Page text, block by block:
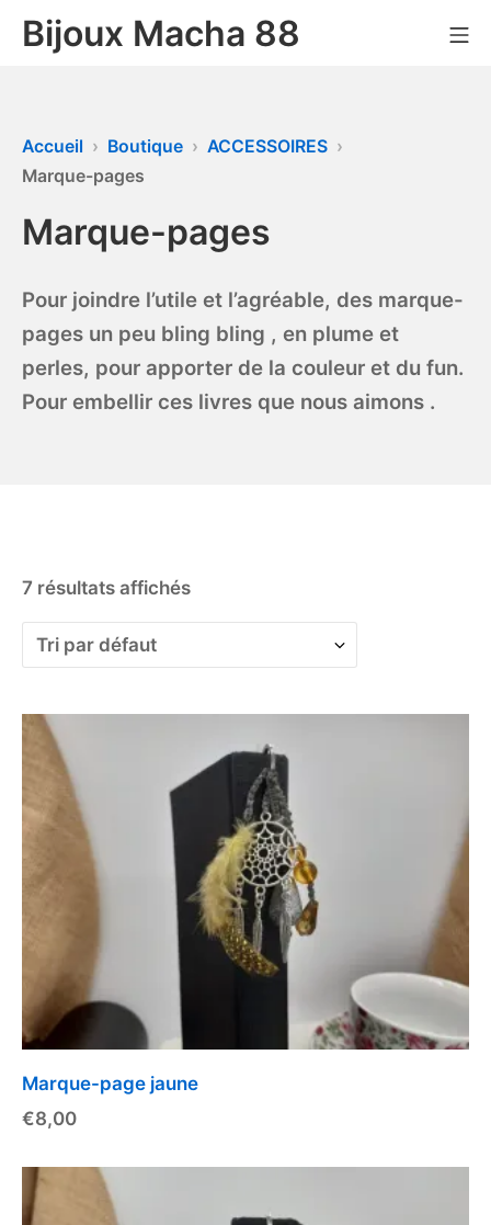
Bijoux Macha 88
Accueil Boutique
ACCESSOIRES
Marque-pages
Marque-pages
Pour joindre l’utile et l’agréable, des marque-
pages un peu bling bling , en plume et
perles, pour apporter de la couleur et du fun.
Pour embellir ces livres que nous aimons .
7 résultats affichés
Marque-page jaune
€8,00